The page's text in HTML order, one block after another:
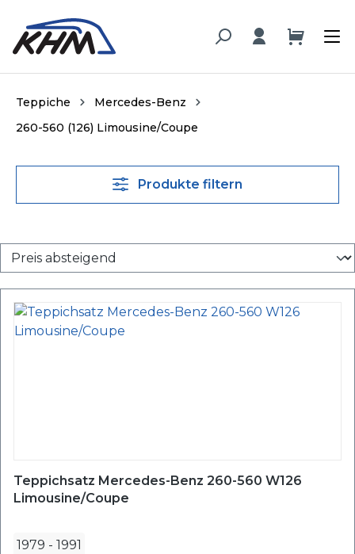
springen
Teppiche
Mercedes-Benz
260-560 (126) Limousine/Coupe
Produkte filtern
Teppichsatz Mercedes-Benz 260-560 W126
Limousine/Coupe
1979 - 1991